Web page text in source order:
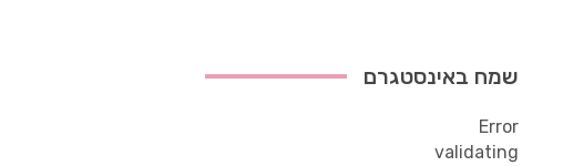
שמח באינסטגרם
Error
validating